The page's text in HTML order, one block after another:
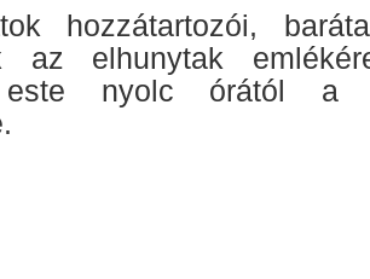
hozzátartozói,
az elhunytak
este nyolc órától a